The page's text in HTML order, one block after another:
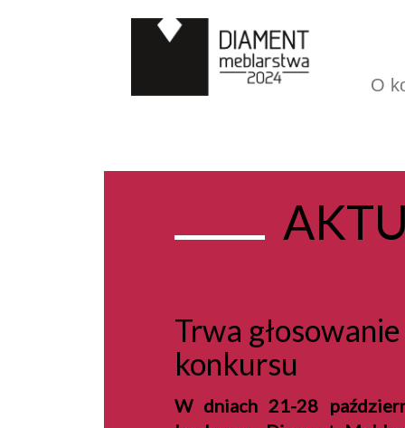
O
Trwa
konkursu
W dniach 21-28